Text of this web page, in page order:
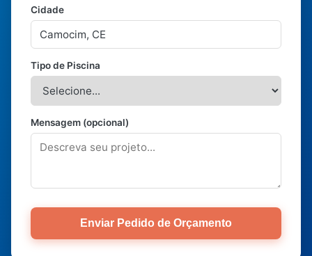
Cidade
Tipo de Piscina
Mensagem (opcional)
Enviar Pedido de Orçamento